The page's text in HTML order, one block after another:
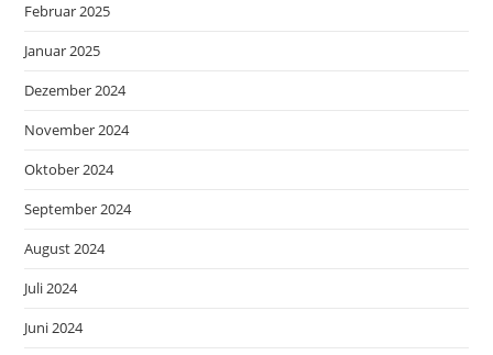
Februar 2025
Januar 2025
Dezember 2024
November 2024
Oktober 2024
September 2024
August 2024
Juli 2024
Juni 2024